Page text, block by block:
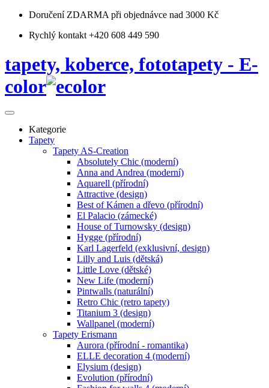
Doručení ZDARMA při objednávce nad 3000 Kč
Rychlý kontakt +420 608 449 590
tapety, koberce, fototapety - E-
color
Kategorie
Tapety
Tapety AS-Creation
Absolutely Chic (moderní)
Anna and Andrea (moderní)
Aquarell (přírodní)
Attractive (design)
Best of Kámen a dřevo (přírodní)
El Palacio (zámecké)
House of Turnowsky (design)
Hygge (přírodní)
Karl Lagerfeld (exklusivní, design)
Lilly and Luis (dětská)
Little Love (dětské)
New Life (moderní)
Pintwalls (naturální)
Retro Chic (retro tapety)
Titanium 3 (design)
Wallpanel (moderní)
Tapety Erismann
Aurora (přírodní - romantika)
ELLE decoration 4 (moderní)
Elysium (design)
Evolution (přírodní)